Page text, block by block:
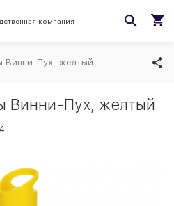
компания
Винни-Пух, желтый
Винни-Пух, желтый